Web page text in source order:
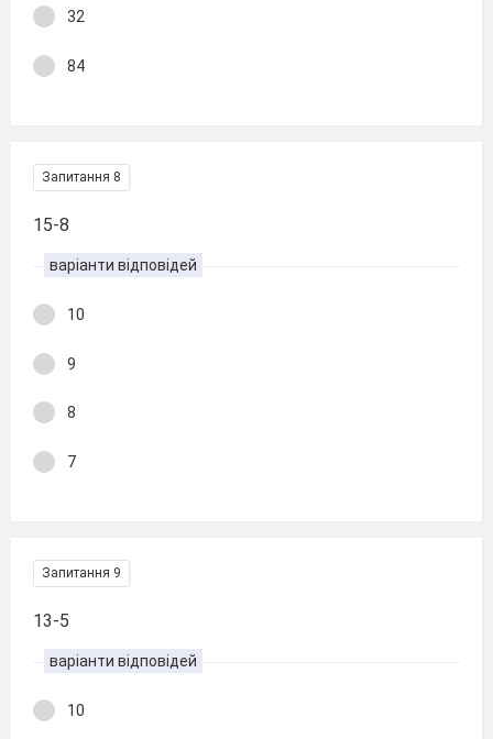
32
84
Запитання 8
15-8
варіанти відповідей
10
9
8
7
Запитання 9
13-5
варіанти відповідей
10